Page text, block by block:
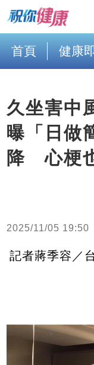
首頁 健康
久坐害中
曝「日做
降 心梗
2025/11/05 19:50
記者蔣季容／